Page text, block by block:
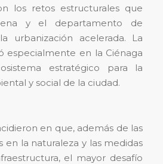
los retos estructurales que
y el departamento de
urbanización acelerada. La
especialmente en la Ciénaga
estratégico para la
y social de la ciudad.
en que, además de las
en la naturaleza y las medidas
el mayor desafío